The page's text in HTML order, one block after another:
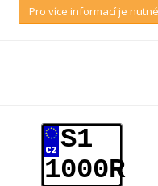
Pro více informací je
S1
1000R